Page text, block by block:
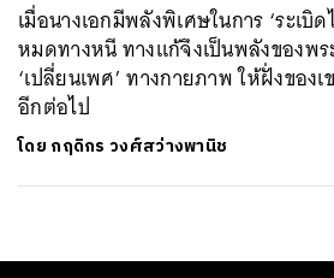
เมื่อนางเอกมีพลังพิเศษในการ ‘ระเบิ
หมดทางหนี ทางแก้จึงเป็นพลังของพร
‘เปลี่ยนเพศ’ ทางกายภาพ ให้ฝั่งของเ
อีกต่อไป
โดย กฤดิกร วงศ์สว่างพานิช